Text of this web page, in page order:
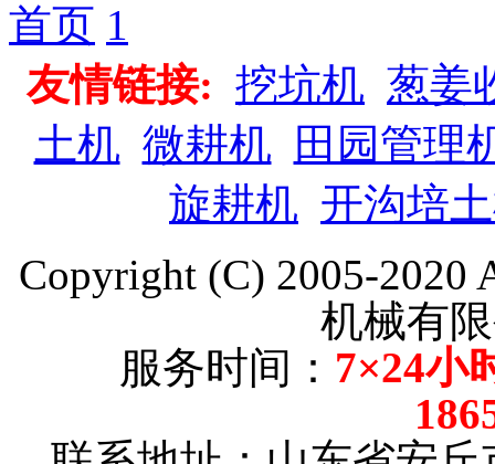
首页 1
友情链接: 挖坑机 葱姜
土机 微耕机
田园管理
旋耕机 开沟培
Copyright (C) 2005-2020
机械有
服务时间： 7×24小